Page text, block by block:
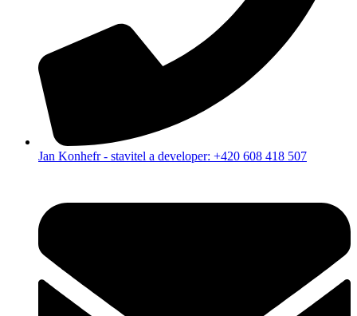
Jan Konhefr - stavitel a developer: +420 608 418 507